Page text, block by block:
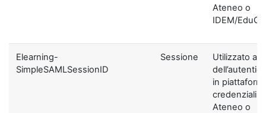
Ateneo o
IDEM/
Elearning-
SimpleSAMLSessionID
Sessione
Utilizzato ai
in
credenziali di
Ateneo o